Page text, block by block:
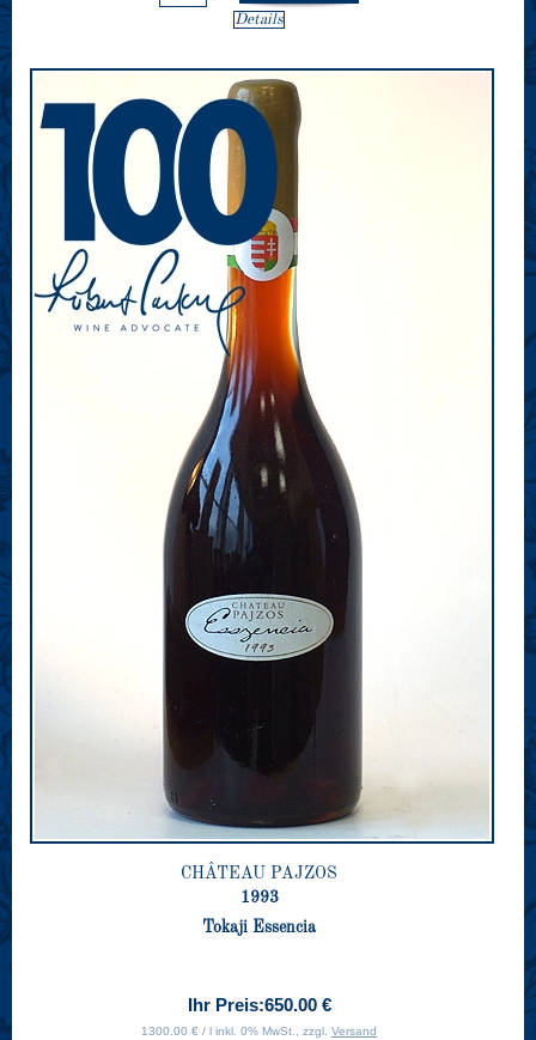
Details
CHÂTEAU PAJZOS
1993
Tokaji Essencia
Ihr Preis:650.00 €
1300.00 € / l inkl. 0% MwSt., zzgl. Versand